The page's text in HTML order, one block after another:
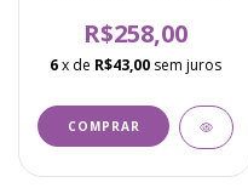
R$258,00
6x de R$43,00 sem juros
COMPRAR